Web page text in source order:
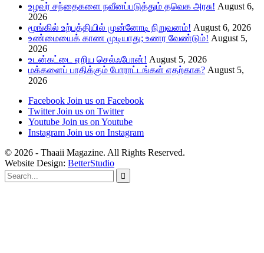
உழவர் சந்தைகளை நவீனப்படுத்தும் தவெக அரசு! August 6,
2026
மூங்கில் உற்பத்தியில் முன்னோடி நிறுவனம்! August 6, 2026
உண்மையைக் காண முடியாது; உணர வேண்டும்! August 5,
2026
உடன்கட்டை ஏறிய செல்ஃபோன்! August 5, 2026
மக்களைப் பாதிக்கும் போராட்டங்கள் எதற்காக? August 5,
2026
Facebook Join us on Facebook
Twitter Join us on Twitter
Youtube Join us on Youtube
Instagram Join us on Instagram
© 2026 - Thaaii Magazine. All Rights Reserved.
Website Design: BetterStudio